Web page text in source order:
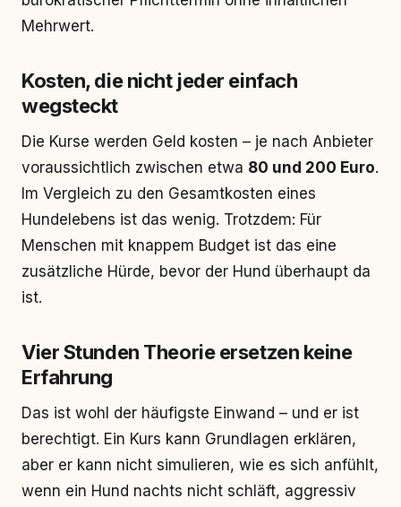
Mehrwert.
Kosten, die nicht jeder einfach
wegsteckt
Die Kurse werden Geld kosten – je nach Anbieter
voraussichtlich zwischen etwa 80 und 200 Euro.
Im Vergleich zu den Gesamtkosten eines
Hundelebens ist das wenig. Trotzdem: Für
Menschen mit knappem Budget ist das eine
zusätzliche Hürde, bevor der Hund überhaupt da
ist.
Vier Stunden Theorie ersetzen keine
Erfahrung
Das ist wohl der häufigste Einwand – und er ist
berechtigt. Ein Kurs kann Grundlagen erklären,
aber er kann nicht simulieren, wie es sich anfühlt,
wenn ein Hund nachts nicht schläft, aggressiv